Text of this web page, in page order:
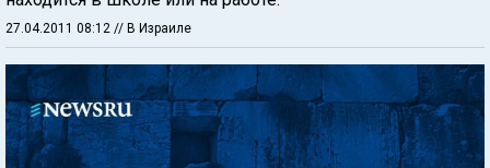
27.04.2011 08:12 // В Израиле